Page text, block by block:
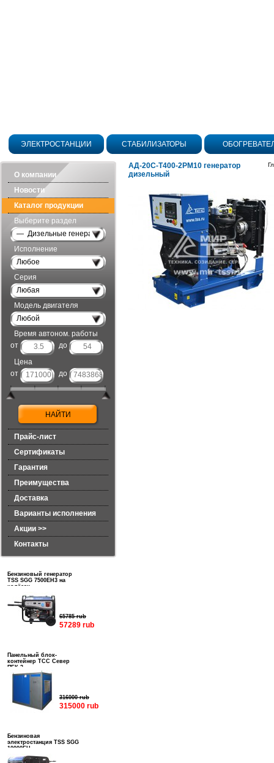
ЭЛЕКТРОСТАНЦИИ СТАБИЛИЗАТОРЫ
О компании
Новости
Каталог продукции
Выберите раздел
— Дизельные генераторы открытого исполнения
Исполнение
Любое
Серия
Любая
Модель двигателя
Любой
Время автоном. работы
от
до
Цена
от
до
Прайс-лист
Сертификаты
Гарантия
Преимущества
Доставка
Варианты исполнения
Акции >>
Контакты
Бензиновый генератор
TSS SGG 7500EH3 на
колёсах
65785 rub
57289 rub
Панельный блок-
контейнер ТСС Север
ПБК-3
316000 rub
315000 rub
Бензиновая
электростанция TSS SGG
10000EH
АД-20С-Т400-2РМ10 генератор
дизельный